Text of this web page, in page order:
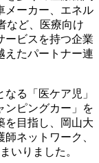
メーカー、エネル
など、医療向け
ービスを持つ企業
えたパートナー連
る「医ケア児」
ンピングカー」を
を目指し、岡山大
ネットワーク、
いりました。